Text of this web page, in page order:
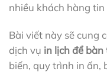
nhiều khách hàng
Bài viết này sẽ cung
dịch vụ in lịch để bàn
biến, quy trình in ấn,